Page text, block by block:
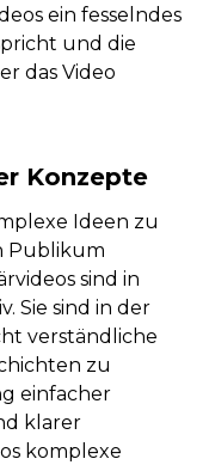
ein fesselndes
und die
das Video
Konzepte
Ideen zu
Publikum
sind in
Sie sind in der
verständliche
zu
einfacher
klarer
komplexe